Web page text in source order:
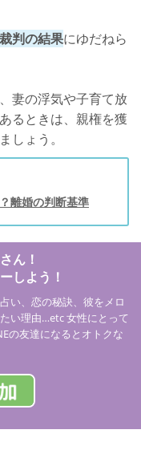
裁判の結果にゆだねら
妻の浮気や子育て放
るときは、親権を獲
しょう。
離婚の判断基準
ん！
しよう！
い、恋の秘訣、彼をメロ
い理由…etc 女性にとって
の友達になるとオトクな